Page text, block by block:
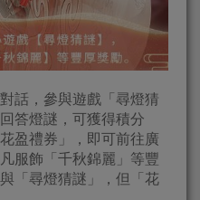
話，參與遊戲「尋燈猜
答燈謎，可獲得積分
盈禮券」，即可前往廣
服飾「千秋錦麗」等豐
「尋燈猜謎」，但「花